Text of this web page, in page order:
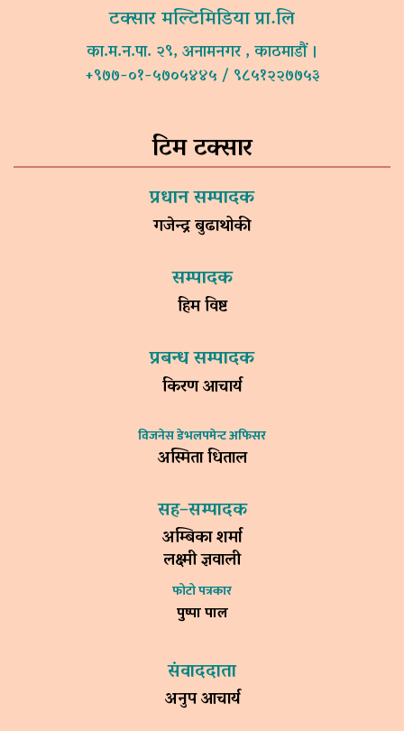
टक्सार मल्टिमिडिया प्रा.लि
का.म.न.पा. २९, अनामनगर , काठमाडौं ।
+९७७-०१-५७०५४४५ / ९८५१२२७७५३
टिम टक्सार
प्रधान सम्पादक
गजेन्द्र बुढाथोकी
सम्पादक
हिम विष्ट
प्रबन्ध सम्पादक
किरण आचार्य
विजनेस डेभलपमेन्ट अफिसर
अस्मिता धिताल
सह–सम्पादक
अम्बिका शर्मा
लक्ष्मी ज्ञवाली
फोटो पत्रकार
पुष्पा पाल
संवाददाता
अनुप आचार्य